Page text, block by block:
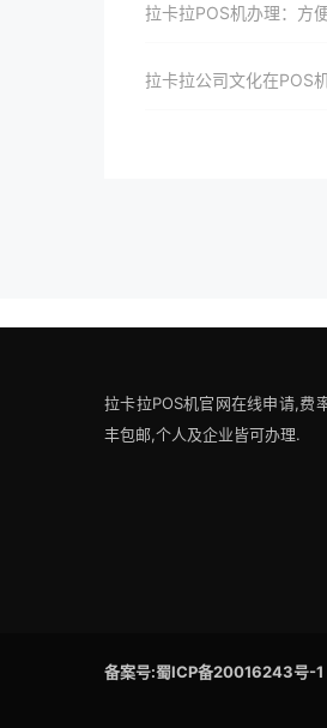
拉卡拉POS机办理：方
拉卡拉公司文化在POS
拉卡拉POS机官网在线申请,费
丰包邮,个人及企业皆可办理.
备案号:蜀ICP备20016243号-1